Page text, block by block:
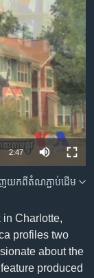
2:47
យក​ពី​តំណភ្ជាប់​ដើម
in Charlotte,
profiles two
about the
produced